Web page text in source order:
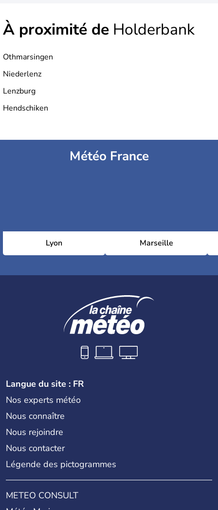
À proximité de Holderbank
Othmarsingen
Niederlenz
Lenzburg
Hendschiken
Météo France
Lyon Marseille
Langue du site : FR
Nos experts météo
Nous connaître
Nous rejoindre
Nous contacter
Légende des pictogrammes
METEO CONSULT